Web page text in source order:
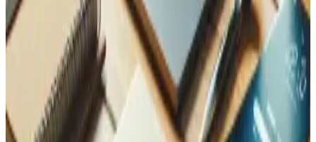
En savoir plus
Optimisation des Performances
Accélérez votre site web avec une optimisation experte
des performances en Valais. Core Web Vitals, tuning
serveur, stratégies de cache et optimisation d'images.
En savoir plus